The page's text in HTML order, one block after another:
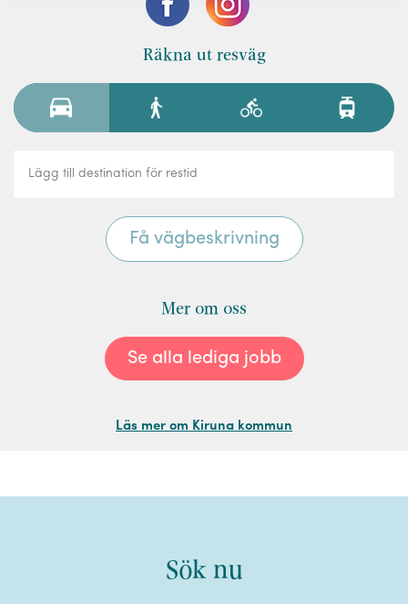
Räkna ut resväg
Mer om oss
Se alla lediga jobb
Läs mer om Kiruna kommun
Sök nu